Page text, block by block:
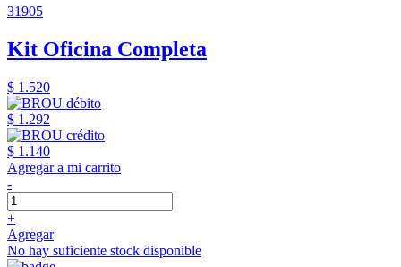
31905
Kit Oficina Completa
$ 1.520
$ 1.292
$ 1.140
Agregar a mi carrito
-
+
Agregar
No hay suficiente stock disponible